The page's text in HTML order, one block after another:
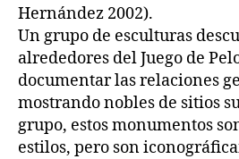
Hernández 2002).
Un grupo de esculturas
alrededores del Juego de
documentar las relaciones
mostrando nobles de sitios
grupo, estos monumentos
estilos, pero son